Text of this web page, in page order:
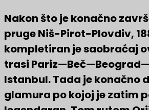
Nakon što je konačno
pruge Niš-Pirot-Plovdiv,
kompletiran je saobraćaj
trasi
Istanbul. Tada je konačno
glamura po kojoj je zatim